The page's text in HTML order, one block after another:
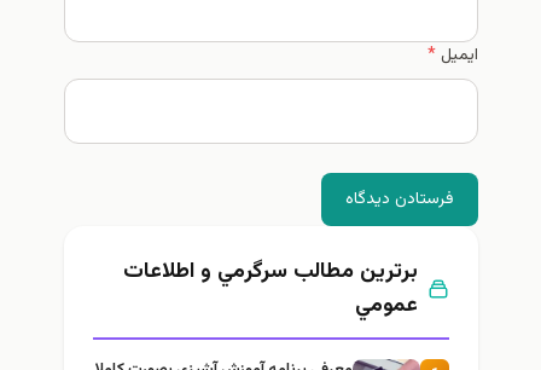
ایمیل*
فرستادن دیدگاه
برترین مطالب سرگرمي و اطلاعات
عمومي